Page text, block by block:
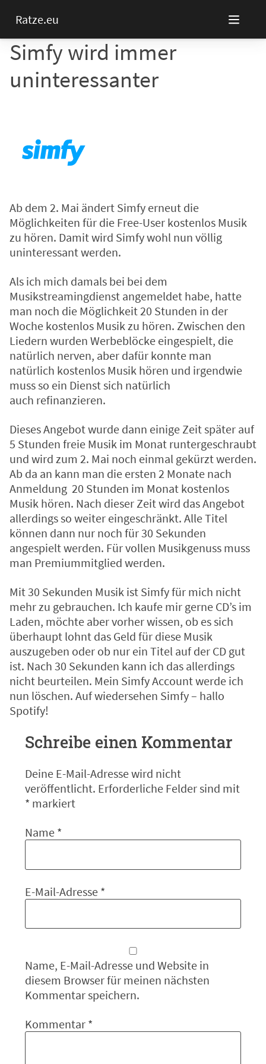
Ratze.eu
Simfy wird immer
uninteressanter
Ab dem 2. Mai ändert Simfy erneut die
Möglichkeiten für die Free-User kostenlos Musik
zu hören. Damit wird Simfy wohl nun völlig
uninteressant werden.
Als ich mich damals bei bei dem
Musikstreamingdienst angemeldet habe, hatte
man noch die Möglichkeit 20 Stunden in der
Woche kostenlos Musik zu hören. Zwischen den
Liedern wurden Werbeblöcke eingespielt, die
natürlich nerven, aber dafür konnte man
natürlich kostenlos Musik hören und irgendwie
muss so ein Dienst sich natürlich
auch refinanzieren.
Dieses Angebot wurde dann einige Zeit später auf
5 Stunden freie Musik im Monat runtergeschraubt
und wird zum 2. Mai noch einmal gekürzt werden.
Ab da an kann man die ersten 2 Monate nach
Anmeldung 20 Stunden im Monat kostenlos
Musik hören. Nach dieser Zeit wird das Angebot
allerdings so weiter eingeschränkt. Alle Titel
können dann nur noch für 30 Sekunden
angespielt werden. Für vollen Musikgenuss muss
man Premiummitglied werden.
Mit 30 Sekunden Musik ist Simfy für mich nicht
mehr zu gebrauchen. Ich kaufe mir gerne CD’s im
Laden, möchte aber vorher wissen, ob es sich
überhaupt lohnt das Geld für diese Musik
auszugeben oder ob nur ein Titel auf der CD gut
ist. Nach 30 Sekunden kann ich das allerdings
nicht beurteilen. Mein Simfy Account werde ich
nun löschen. Auf wiedersehen Simfy – hallo
Spotify!
Schreibe einen Kommentar
Deine E-Mail-Adresse wird nicht
veröffentlicht. Erforderliche Felder sind mit
* markiert
Name *
E-Mail-Adresse *
Name, E-Mail-Adresse und Website in
diesem Browser für meinen nächsten
Kommentar speichern.
Kommentar *